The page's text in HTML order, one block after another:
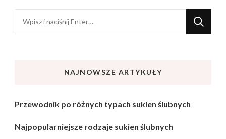
czegoś?
NAJNOWSZE ARTYKUŁY
Przewodnik po różnych typach sukien ślubnych
Najpopularniejsze rodzaje sukien ślubnych